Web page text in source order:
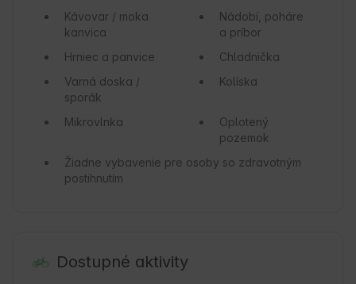
Kávovar / moka
kanvica
Nádobí, poháre
a príbor
Hrniec a panvice
Chladnička
Varná doska /
sporák
Kolíska
Mikrovlnka
Oplotený
pozemok
Žiadne vybavenie pre osoby so zdravotným
postihnutím
Dostupné aktivity